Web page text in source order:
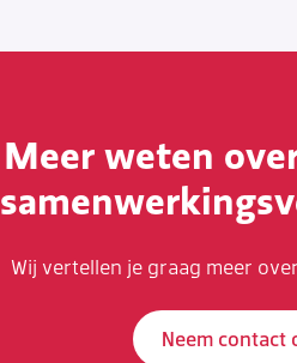
Meer weten
Wij vertellen je graag meer
Neem contact